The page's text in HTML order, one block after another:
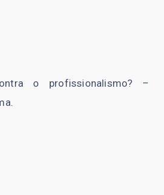
o profissionalismo? –